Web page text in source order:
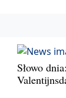
Słowo dnia: